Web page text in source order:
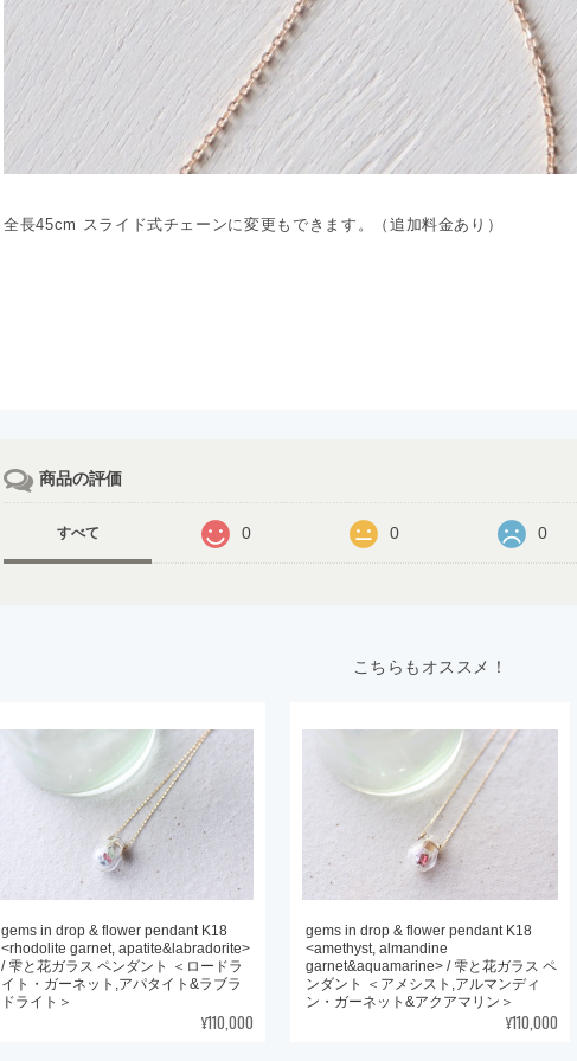
全長45cm スライド式チェーンに変更もできます。（追加料金あり）
商品の評価
すべて 0 0 0
こちらもオススメ！
gems in drop & flower pendant K18
<rhodolite garnet, apatite&labradorite>
/ 雫と花ガラス ペンダント ＜ロードラ
イト・ガーネット,アパタイト&ラブラ
ドライト＞
¥110,000
gems in drop & flower pendant K18
<amethyst, almandine
garnet&aquamarine> / 雫と花ガラス ペ
ンダント ＜アメシスト,アルマンディ
ン・ガーネット&アクアマリン＞
¥110,000